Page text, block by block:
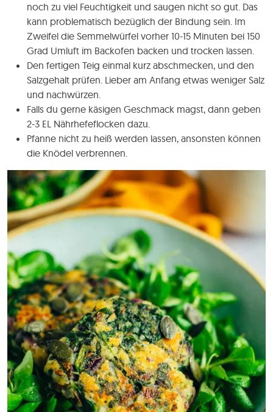
noch zu viel Feuchtigkeit und saugen nicht so gut. Das
kann problematisch bezüglich der Bindung sein. Im
Zweifel die Semmelwürfel vorher 10-15 Minuten bei 150
Grad Umluft im Backofen backen und trocken lassen.
Den fertigen Teig einmal kurz abschmecken, und den
Salzgehalt prüfen. Lieber am Anfang etwas weniger Salz
und nachwürzen.
Falls du gerne käsigen Geschmack magst, dann geben
2-3 EL Nährhefeflocken dazu.
Pfanne nicht zu heiß werden lassen, ansonsten können
die Knödel verbrennen.